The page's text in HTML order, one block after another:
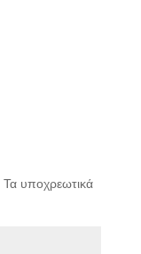
Τα υποχρεωτικά